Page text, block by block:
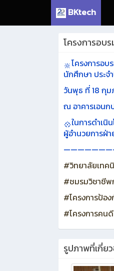
BKtech
โครงการอบ
โครงการอ
นักศึกษา ประจ
วันพุธ ที่ 18 กุ
ณ อาคารเอนก
ในการดำเ
ผู้อำนวยการฝ่
#วิทยาลัยเทค
#ชมรมวิชาชีพ
#โครงการป้อ
#โครงการคนดี
รูปภาพที่เกี่ย